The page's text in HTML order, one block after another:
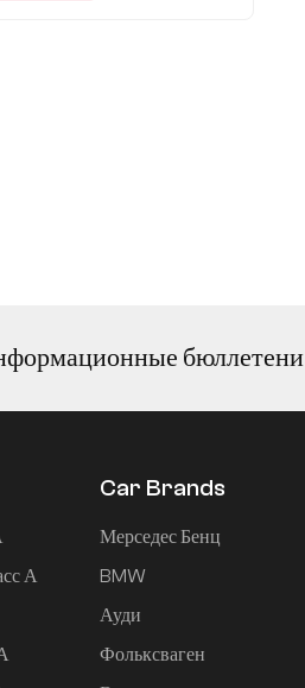
бюллетени
А
Car Brands
Мерседес Бенц
BMW
Ауди
Фольксваген